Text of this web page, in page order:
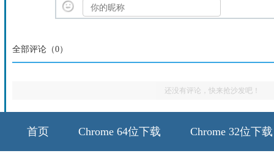
全部评论（0）
还没有评论，快来抢沙发吧！
首页 Chrome 64位下载 Chrome 32位下载